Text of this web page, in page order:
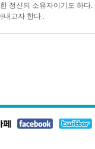
정신의 소유자이기도 하다.
내고자 한다..